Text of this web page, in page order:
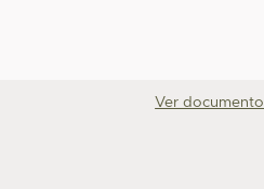
Ver documento